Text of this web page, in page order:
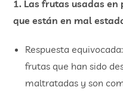
1. Las frutas usadas
que están en mal
Respuesta
frutas que han sido
maltratadas y son